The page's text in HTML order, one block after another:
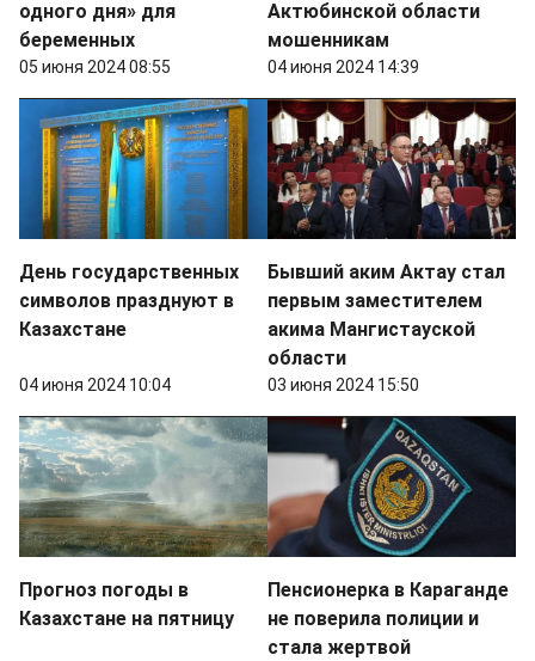
одного дня» для
беременных
05 июня 2024 08:55
Актюбинской области
мошенникам
04 июня 2024 14:39
День государственных
символов празднуют в
Казахстане
04 июня 2024 10:04
Бывший аким Актау стал
первым заместителем
акима Мангистауской
области
03 июня 2024 15:50
Прогноз погоды в
Казахстане на пятницу
Пенсионерка в Караганде
не поверила полиции и
стала жертвой